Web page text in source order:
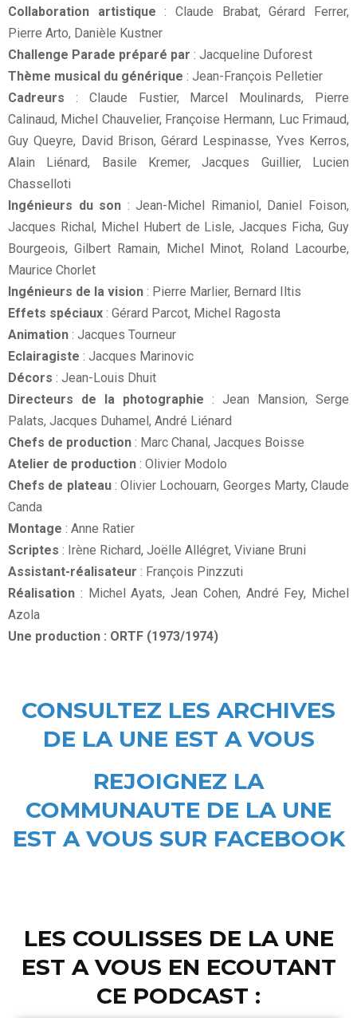
Collaboration artistique : Claude Brabat, Gérard Ferrer,
Pierre Arto, Danièle Kustner
Challenge Parade préparé par : Jacqueline Duforest
Thème musical du générique : Jean-François Pelletier
Cadreurs : Claude Fustier, Marcel Moulinards, Pierre
Calinaud, Michel Chauvelier, Françoise Hermann, Luc Frimaud,
Guy Queyre, David Brison, Gérard Lespinasse, Yves Kerros,
Alain Liénard, Basile Kremer, Jacques Guillier, Lucien
Chasselloti
Ingénieurs du son : Jean-Michel Rimaniol, Daniel Foison,
Jacques Richal, Michel Hubert de Lisle, Jacques Ficha, Guy
Bourgeois, Gilbert Ramain, Michel Minot, Roland Lacourbe,
Maurice Chorlet
Ingénieurs de la vision : Pierre Marlier, Bernard Iltis
Effets spéciaux : Gérard Parcot, Michel Ragosta
Animation : Jacques Tourneur
Eclairagiste : Jacques Marinovic
Décors : Jean-Louis Dhuit
Directeurs de la photographie : Jean Mansion, Serge
Palats, Jacques Duhamel, André Liénard
Chefs de production : Marc Chanal, Jacques Boisse
Atelier de production : Olivier Modolo
Chefs de plateau: Olivier Lochouarn, Georges Marty, Claude
Canda
Montage : Anne Ratier
Scriptes : Irène Richard, Joëlle Allégret, Viviane Bruni
Assistant-réalisateur : François Pinzzuti
Réalisation : Michel Ayats, Jean Cohen, André Fey, Michel
Azola
Une production : ORTF (1973/1974)
CONSULTEZ LES ARCHIVES
DE LA UNE EST A VOUS
REJOIGNEZ LA
COMMUNAUTE DE LA UNE
EST A VOUS SUR FACEBOOK
LES COULISSES DE LA UNE
EST A VOUS EN ECOUTANT
CE PODCAST :